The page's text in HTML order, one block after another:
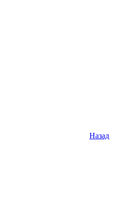
Назад